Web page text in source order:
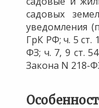
садовых
уведомления
ГрК РФ; ч. 5 ст.
ФЗ; ч. 7, 9 ст.
Закона N 218-